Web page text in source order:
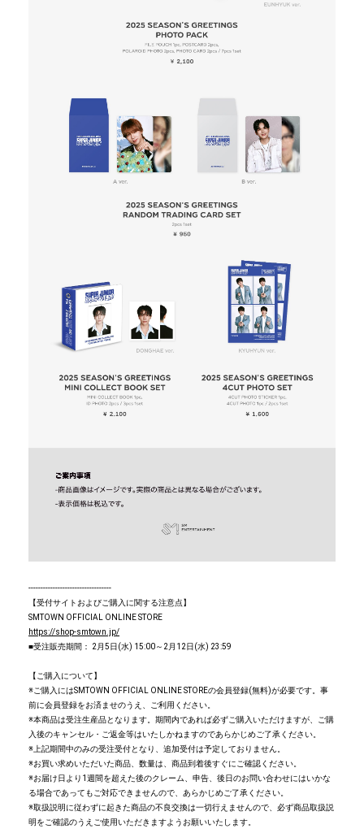
----------------------------------
【受付サイトおよびご購入に関する注意点】
SMTOWN OFFICIAL ONLINE STORE
https://shop-smtown.jp/
■受注販売期間： 2月5日(水) 15:00～2月12日(水) 23:59
【ご購入について】
※ご購入にはSMTOWN OFFICIAL ONLINE STOREの会員登録(無料)が必要です。事
前に会員登録をお済ませのうえ、ご利用ください。
※本商品は受注生産品となります。期間内であれば必ずご購入いただけますが、ご購
入後のキャンセル・ご返金等はいたしかねますのであらかじめご了承ください。
※上記期間中のみの受注受付となり、追加受付は予定しておりません。
※お買い求めいただいた商品、数量は、商品到着後すぐにご確認ください。
※お届け日より1週間を超えた後のクレーム、申告、後日のお問い合わせにはいかな
る場合であってもご対応できませんので、あらかじめご了承ください。
※取扱説明に従わずに起きた商品の不良交換は一切行えませんので、必ず商品取扱説
明をご確認のうえご使用いただきますようお願いいたします。